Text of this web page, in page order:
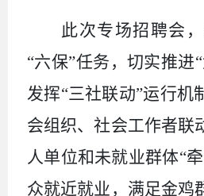
此次专场招聘会，
“六保”任务，切实推进“
发挥“三社联动”运行机
会组织、社会工作者联
人单位和未就业群体“
众就近就业，满足金鸡